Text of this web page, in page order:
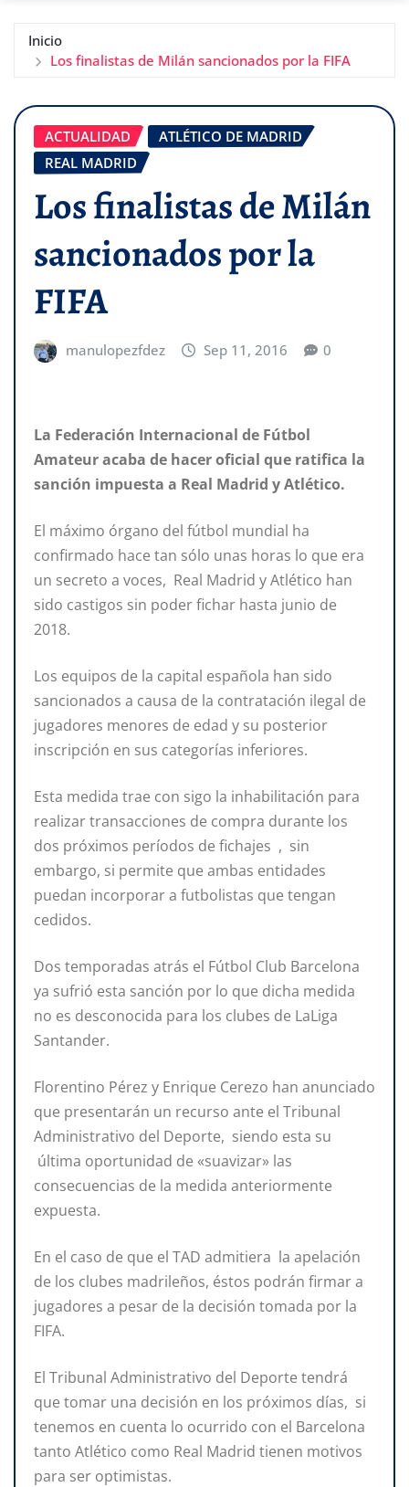
Inicio
Los finalistas de Milán sancionados por la FIFA
ACTUALIDAD
ATLÉTICO DE MADRID
REAL MADRID
Los finalistas de Milán
sancionados por la
FIFA
manulopezfdez Sep 11, 2016 0
La Federación Internacional de Fútbol
Amateur acaba de hacer oficial que ratifica la
sanción impuesta a Real Madrid y Atlético.
El máximo órgano del fútbol mundial ha
confirmado hace tan sólo unas horas lo que era
un secreto a voces, Real Madrid y Atlético han
sido castigos sin poder fichar hasta junio de
2018.
Los equipos de la capital española han sido
sancionados a causa de la contratación ilegal de
jugadores menores de edad y su posterior
inscripción en sus categorías inferiores.
Esta medida trae con sigo la inhabilitación para
realizar transacciones de compra durante los
dos próximos períodos de fichajes , sin
embargo, si permite que ambas entidades
puedan incorporar a futbolistas que tengan
cedidos.
Dos temporadas atrás el Fútbol Club Barcelona
ya sufrió esta sanción por lo que dicha medida
no es desconocida para los clubes de LaLiga
Santander.
Florentino Pérez y Enrique Cerezo han anunciado
que presentarán un recurso ante el Tribunal
Administrativo del Deporte, siendo esta su
última oportunidad de «suavizar» las
consecuencias de la medida anteriormente
expuesta.
En el caso de que el TAD admitiera la apelación
de los clubes madrileños, éstos podrán firmar a
jugadores a pesar de la decisión tomada por la
FIFA.
El Tribunal Administrativo del Deporte tendrá
que tomar una decisión en los próximos días, si
tenemos en cuenta lo ocurrido con el Barcelona
tanto Atlético como Real Madrid tienen motivos
para ser optimistas.